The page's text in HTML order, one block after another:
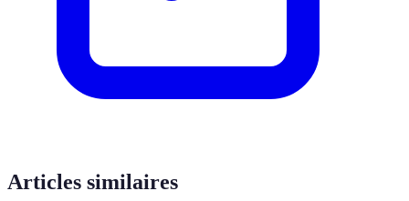
Articles similaires